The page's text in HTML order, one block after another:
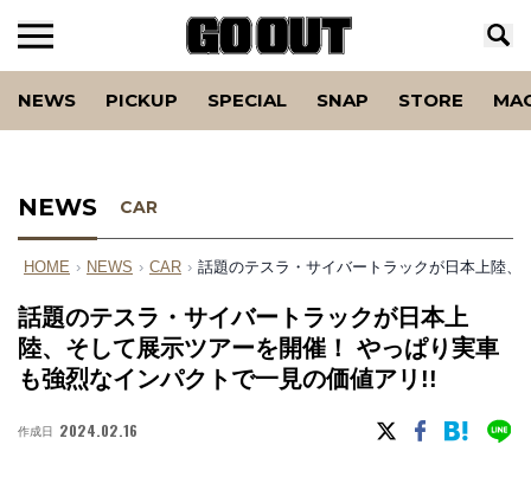
NEWS PICKUP SPECIAL SNAP STORE
NEWS CAR
HOME › NEWS › CAR › 話題のテスラ・サイバートラックが日本上陸
話題のテスラ・サイバートラックが日本上
陸、そして展示ツアーを開催！ やっぱり実車
も強烈なインパクトで一見の価値アリ!!
作成日 2024.02.16